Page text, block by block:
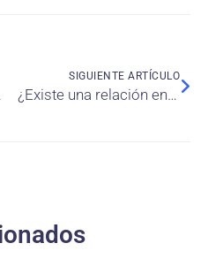
SIGUIENTE ARTÍCULO
¿Existe una relación entre la tenencia de efectivo y el retorno patrimonial esperado para las empresas de la Alianza del Pacífico?